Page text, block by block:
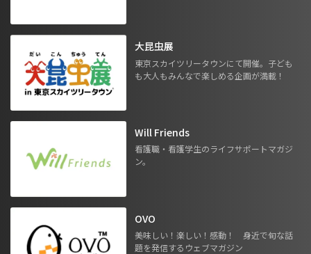
大昆虫展
東京スカイツリータウンにて開催。子ども
も大人もみんなで楽しめる企画が満載！
Will Friends
看護職・看護学生のライフサポートマガジ
ン。
OVO
美味しい！楽しい！感動！ 身近で旬な話
題を発信するウェブマガジン